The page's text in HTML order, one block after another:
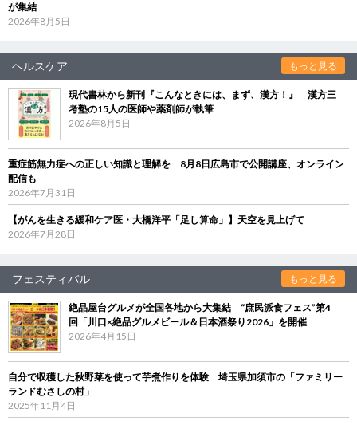
が集結
2026年8月5日
ヘルスケア もっと見る
現代書林から新刊『こんなときには、まず、漢方！』 漢方三
考塾の15人の医師や薬剤師が執筆
2026年8月5日
重症筋無力症への正しい知識と理解を 8月8日広島市で公開講座、オンライン
配信も
2026年7月31日
【がんを生きる緩和ケア医・大橋洋平「足し算命」】天空を見上げて
2026年7月28日
フェスティバル もっと見る
絶品屋台グルメが全国各地から大集結 “庶民派食フェス”第4
回「川口×絶品グルメビール＆日本酒祭り2026」を開催
2026年4月15日
自分で収穫した秋野菜を使って芋煮作りを体験 埼玉県加須市の「ファミリー
ランドむさしの村」
2025年11月4日